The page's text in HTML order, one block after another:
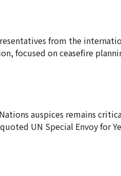
from the
focused on ceasefire
auspices remains
UN Special Envoy for